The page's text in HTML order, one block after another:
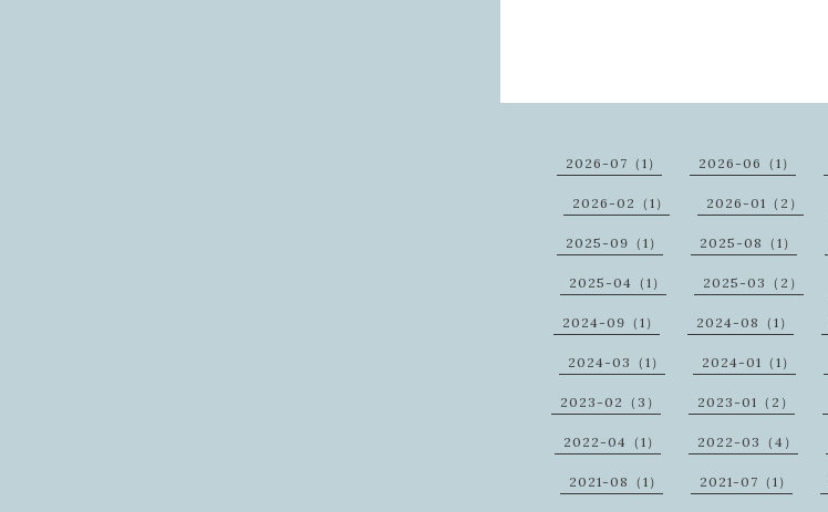
2026-07（1） 2026-06（1）
2026-02（1） 2026-01（2）
2025-09（1） 2025-08（1）
2025-04（1） 2025-03（2）
2024-09（1） 2024-08（1）
2024-03（1） 2024-01（1）
2023-02（3） 2023-01（2）
2022-04（1） 2022-03（4）
2021-08（1） 2021-07（1）